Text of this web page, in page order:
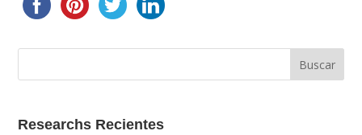
Researchs Recientes